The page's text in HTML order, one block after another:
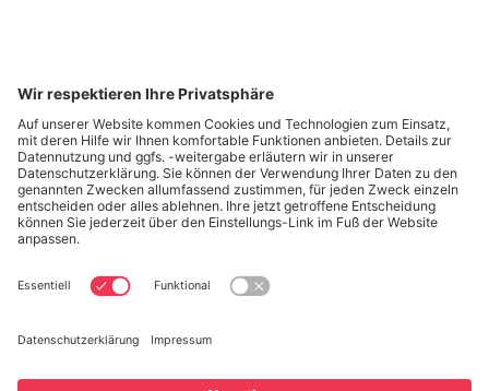
Tel.: (089) 89 419 800
Nachricht senden
Startseite Aktuelles Infos & Service
Veranstaltungen
Die Bibliothek
BIBLIOTHEKSKATALOG